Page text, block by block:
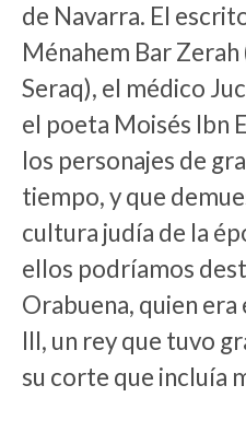
de Navarra. El
Ménahem Bar
Seraq), el médico
el poeta Moisés Ibn
los personajes de
tiempo, y que
cultura judía de la
ellos podríamos
Orabuena, quien
III, un rey que tuvo
su corte que incluía